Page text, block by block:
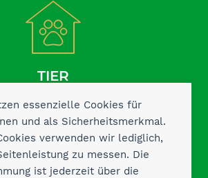
essenzielle Cookies für
und als Sicherheitsmerkmal.
verwenden wir lediglich,
zu messen. Die
ist jederzeit über die
TIER